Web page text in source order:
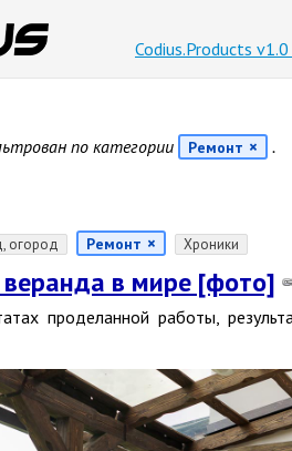
Codius.Products v1.0
по категории Ремонт .
огород Ремонт Хроники
в мире [фото]
проделанной работы,